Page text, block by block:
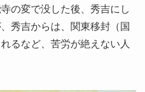
の変で没した後、秀吉にし
秀吉からは、関東移封（国
るなど、苦労が絶えない人